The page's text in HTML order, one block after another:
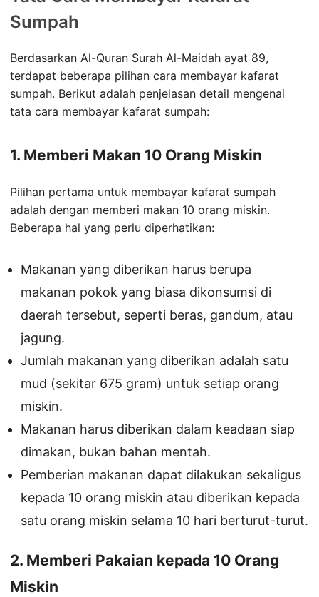
Sumpah
Berdasarkan Al-Quran Surah Al-Maidah ayat 89,
terdapat beberapa pilihan cara membayar kafarat
sumpah. Berikut adalah penjelasan detail mengenai
tata cara membayar kafarat sumpah:
1. Memberi Makan 10 Orang Miskin
Pilihan pertama untuk membayar kafarat sumpah
adalah dengan memberi makan 10 orang miskin.
Beberapa hal yang perlu diperhatikan:
Makanan yang diberikan harus berupa
makanan pokok yang biasa dikonsumsi di
daerah tersebut, seperti beras, gandum, atau
jagung.
Jumlah makanan yang diberikan adalah satu
mud (sekitar 675 gram) untuk setiap orang
miskin.
Makanan harus diberikan dalam keadaan siap
dimakan, bukan bahan mentah.
Pemberian makanan dapat dilakukan sekaligus
kepada 10 orang miskin atau diberikan kepada
satu orang miskin selama 10 hari berturut-turut.
2. Memberi Pakaian kepada 10 Orang
Miskin